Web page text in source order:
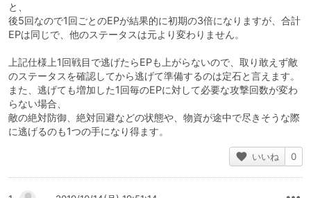
と、
後5回なので1回ごとのEPが結果的に初期の3倍になりますが、合計
EPは同じで、他のステータスは元より変わりません。
上記仕様上1回戦目で逃げたらEPも上がらないので、取り敢えず敵
のステータスを確認してから逃げて準備するのは定石と言えます。
また、逃げても増加した1回毎のEPに対して必要な攻撃回数が変わ
らない場合、
敵の絶対防御、絶対回避などの状態や、物資が途中で尽きそうな際
に逃げるのも1つの手になり得ます。
いいね 0